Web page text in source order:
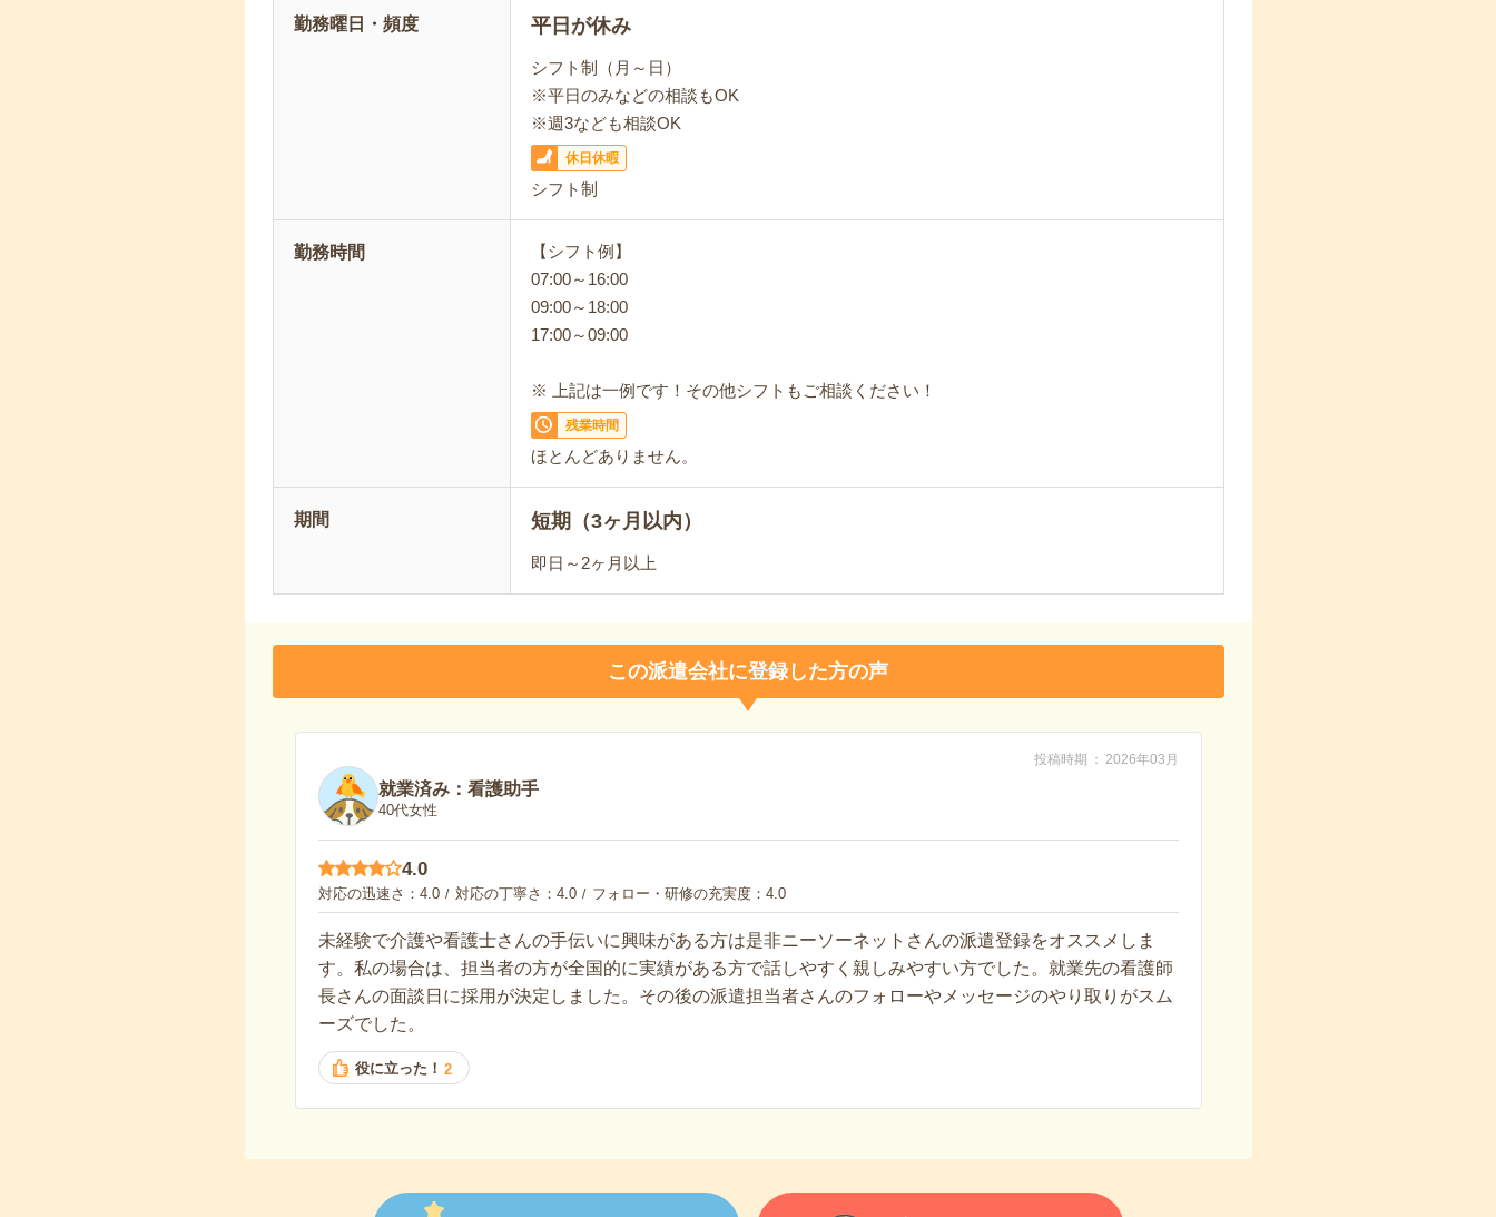
勤務曜日・頻度 平日が休み
シフト制（月～日）
※平日のみなどの相談もOK
※週3なども相談OK
休日休暇
シフト制
勤務時間
【シフト例】
07:00～16:00
09:00～18:00
17:00～09:00
※ 上記は一例です！その他シフトもご相談ください！
残業時間
ほとんどありません。
期間 短期（3ヶ月以内）
即日～2ヶ月以上
この派遣会社に登録した方の声
投稿時期 2026年03月
就業済み：看護助手
40代女性
4.0
対応の迅速さ 4.0 対応の丁寧さ 4.0 フォロー・研修の充実度 4.0
未経験で介護や看護士さんの手伝いに興味がある方は是非ニーソーネットさんの派遣登録をオススメしま
す。私の場合は、担当者の方が全国的に実績がある方で話しやすく親しみやすい方でした。就業先の看護師
長さんの面談日に採用が決定しました。その後の派遣担当者さんのフォローやメッセージのやり取りがスム
ーズでした。
役に立った！ 2